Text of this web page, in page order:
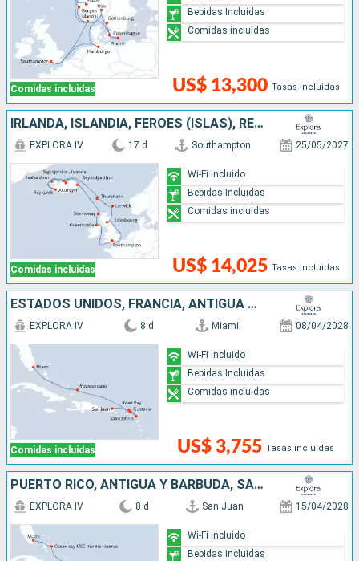
Comidas incluidas US$ 13,300 Tasas incluidas
Bebidas Incluidas
Comidas incluidas
IRLANDA, ISLANDIA, FÉROES (ISLAS), REINO UNIDO
Comidas incluidas
EXPLORA IV 17 d Southampton 25/05/2027
US$ 14,025 Tasas incluidas
Wi-Fi incluido
Bebidas Incluidas
Comidas incluidas
ESTADOS UNIDOS, FRANCIA, ANTIGUA Y BARBUDA, , PUERTO RICO
Comidas incluidas
EXPLORA IV 8 d Miami 08/04/2028
US$ 3,755 Tasas incluidas
Wi-Fi incluido
Bebidas Incluidas
Comidas incluidas
PUERTO RICO, ANTIGUA Y BARBUDA, SANTA LUCIA, BAHAMAS, ESTADOS UNIDOS
EXPLORA IV 8 d San Juan 15/04/2028
Wi-Fi incluido
Bebidas Incluidas